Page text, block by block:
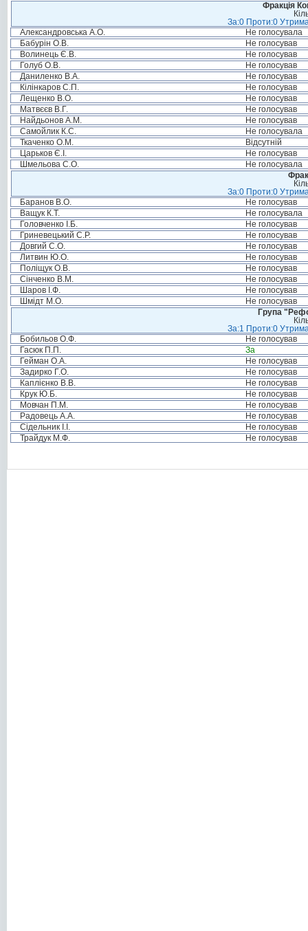
Фракція
За:0 Проти:0
Александровська А.О.
Не голосувала
Бабурін О.В.
Не голосував
Волинець Є.В.
Не голосував
Голуб О.В.
Не голосував
Даниленко В.А.
Не голосував
Кілінкаров С.П.
Не голосував
Лещенко В.О.
Не голосував
Матвєєв В.Г.
Не голосував
Найдьонов А.М.
Не голосував
Самойлик К.С.
Не голосувала
Ткаченко О.М.
Відсутній
Царьков Є.І.
Не голосував
Шмельова С.О.
Не голосувала
За:0 Проти:0
Баранов В.О.
Не голосував
Ващук К.Т.
Не голосувала
Головченко І.Б.
Не голосував
Гриневецький С.Р.
Не голосував
Довгий С.О.
Не голосував
Литвин Ю.О.
Не голосував
Поліщук О.В.
Не голосував
Сінченко В.М.
Не голосував
Шаров І.Ф.
Не голосував
Шмідт М.О.
Не голосував
Група
За:1 Проти:0
Бобильов О.Ф.
Не голосував
Гасюк П.П.
За
Гейман О.А.
Не голосував
Задирко Г.О.
Не голосував
Каплієнко В.В.
Не голосував
Крук Ю.Б.
Не голосував
Мовчан П.М.
Не голосував
Радовець А.А.
Не голосував
Сідельник І.І.
Не голосував
Трайдук М.Ф.
Не голосував